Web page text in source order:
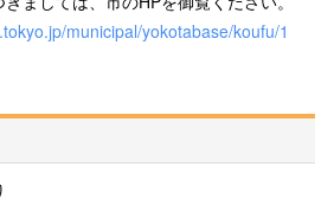
municipal/yokotabase/koufu/1